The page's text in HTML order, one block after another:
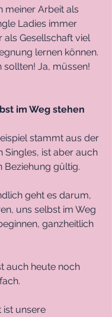
meiner Arbeit als
Ladies immer
als Gesellschaft viel
lernen können.
sollten! Ja, müssen!
im Weg stehen
stammt aus der
Singles, ist aber auch
Beziehung gültig.
geht es darum,
uns selbst im Weg
ganzheitlich
auch heute noch
ist unsere